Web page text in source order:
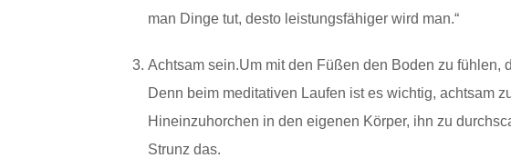
man Dinge tut, desto leistungsfähiger wird man.“
Achtsam sein.Um mit den Füßen den Boden zu fühlen,
Denn beim meditativen Laufen ist es wichtig, achtsam
Hineinzuhorchen in den eigenen Körper, ihn zu
Strunz das.